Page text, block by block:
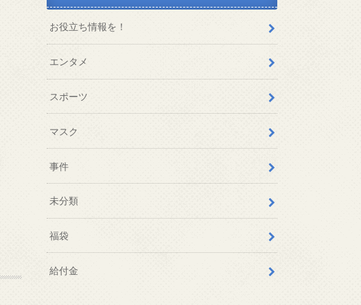
お役立ち情報を！
エンタメ
スポーツ
マスク
事件
未分類
福袋
給付金